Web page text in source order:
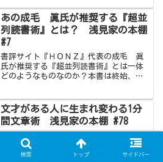
頑張っていきたいと思います。
(adsbygoogle ...
あの成毛 眞氏が推奨する『超並
列読書術』とは？ 浅見家の本棚
#7
書評サイト『ＨＯＮＺ』代表の成毛 眞
氏が推奨する『超並列読書術』とは一体
どのようなものなのか？本書は終始、成
時に沢山本を読んで、少しでも楽しい人
生を送ろうではないか』ということ。
文才がある人に生まれ変わる1分
間文章術 浅見家の本棚 #78
／石井 貴士『文才』『文章力』は果た
して先天的なものなのか！？
検索 トップ サイドバー